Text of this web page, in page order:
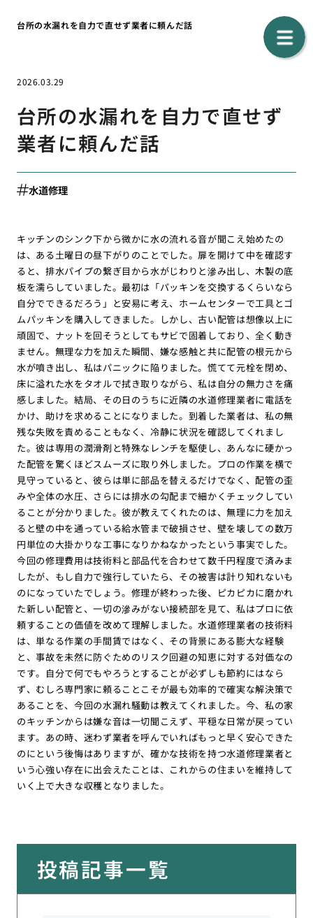
台所の水漏れを自力で直せず業者に頼んだ話
2026.03.29
台所の水漏れを自力で直せず
業者に頼んだ話
水道修理
キッチンのシンク下から微かに水の流れる音が聞こえ始めたの
は、ある土曜日の昼下がりのことでした。扉を開けて中を確認す
ると、排水パイプの繋ぎ目から水がじわりと滲み出し、木製の底
板を濡らしていました。最初は「パッキンを交換するくらいなら
自分でできるだろう」と安易に考え、ホームセンターで工具とゴ
ムパッキンを購入してきました。しかし、古い配管は想像以上に
頑固で、ナットを回そうとしてもサビで固着しており、全く動き
ません。無理な力を加えた瞬間、嫌な感触と共に配管の根元から
水が噴き出し、私はパニックに陥りました。慌てて元栓を閉め、
床に溢れた水をタオルで拭き取りながら、私は自分の無力さを痛
感しました。結局、その日のうちに近隣の水道修理業者に電話を
かけ、助けを求めることになりました。到着した業者は、私の無
残な失敗を責めることもなく、冷静に状況を確認してくれまし
た。彼は専用の潤滑剤と特殊なレンチを駆使し、あんなに硬かっ
た配管を驚くほどスムーズに取り外しました。プロの作業を横で
見守っていると、彼らは単に部品を替えるだけでなく、配管の歪
みや全体の水圧、さらには排水の勾配まで細かくチェックしてい
ることが分かりました。彼が教えてくれたのは、無理に力を加え
ると壁の中を通っている給水管まで破損させ、壁を壊しての数万
円単位の大掛かりな工事になりかねなかったという事実でした。
今回の修理費用は技術料と部品代を合わせて数千円程度で済みま
したが、もし自力で強行していたら、その被害は計り知れないも
のになっていたでしょう。修理が終わった後、ピカピカに磨かれ
た新しい配管と、一切の滲みがない接続部を見て、私はプロに依
頼することの価値を改めて理解しました。水道修理業者の技術料
は、単なる作業の手間賃ではなく、その背景にある膨大な経験
と、事故を未然に防ぐためのリスク回避の知恵に対する対価なの
です。自分で何でもやろうとすることが必ずしも節約にはなら
ず、むしろ専門家に頼ることこそが最も効率的で確実な解決策で
あることを、今回の水漏れ騒動は教えてくれました。今、私の家
のキッチンからは嫌な音は一切聞こえず、平穏な日常が戻ってい
ます。あの時、迷わず業者を呼んでいればもっと早く安心できた
のにという後悔はありますが、確かな技術を持つ水道修理業者と
いう心強い存在に出会えたことは、これからの住まいを維持して
いく上で大きな収穫となりました。
投稿記事一覧